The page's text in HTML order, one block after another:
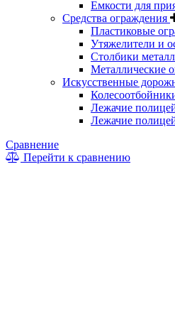
Емкости для
Средства ограждения
Пластиковые
Утяжелители и
Столбики
Металлические
Искусственные
Лежачие
Лежачие
Сравнение
Перейти к сравнению